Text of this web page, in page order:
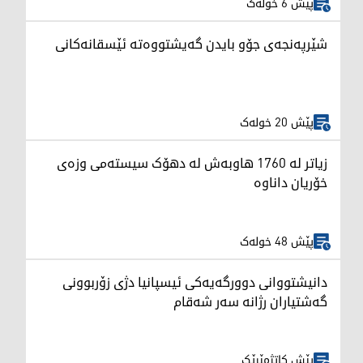
شێرپەنجەی جۆو بایدن گەیشتووەتە ئێسقانەکانی
پێش 20 خولەک
زیاتر لە 1760 هاوبەش لە دهۆک سیستەمی وزەی
خۆریان داناوە
پێش 48 خولەک
دانیشتووانی دوورگەیەکی ئیسپانیا دژی زۆربوونی
گەشتیاران رژانە سەر شەقام